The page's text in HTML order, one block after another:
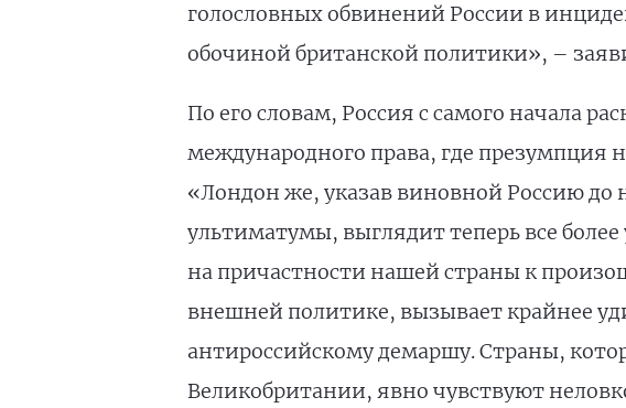
голословных обвинений России в
обочиной британской политики», –
По его словам, Россия с самого начала
международного права, где
«Лондон же, указав виновной Россию до
ультиматумы, выглядит теперь все
на причастности нашей страны к
внешней политике, вызывает крайнее
антироссийскому демаршу. Страны,
Великобритании, явно чувствуют